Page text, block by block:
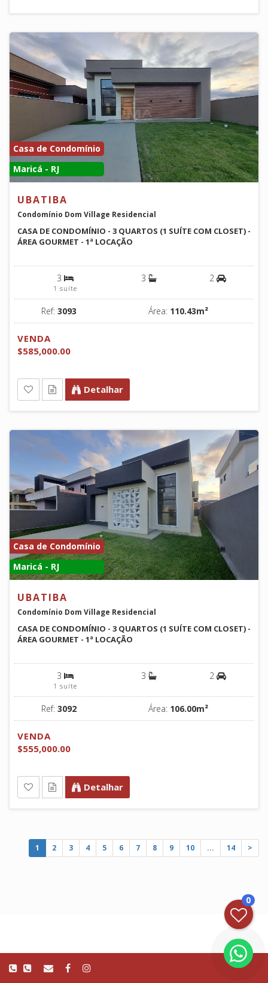
Casa de Condomínio
Maricá - RJ
UBATIBA
Condomínio Dom Village Residencial
CASA DE CONDOMÍNIO - 3 QUARTOS (1 SUÍTE COM CLOSET) -
ÁREA GOURMET - 1ª LOCAÇÃO
3
1 suíte
3 2
Ref: 3093 Área: 110.43m²
VENDA
$585,000.00
Detalhar
Casa de Condomínio
Maricá - RJ
UBATIBA
Condomínio Dom Village Residencial
CASA DE CONDOMÍNIO - 3 QUARTOS (1 SUÍTE COM CLOSET) -
ÁREA GOURMET - 1ª LOCAÇÃO
3
1 suíte
3 2
Ref: 3092 Área: 106.00m²
VENDA
$555,000.00
Detalhar
1 2 3 4 5 6 7 8 9 10 ... 14 >
0